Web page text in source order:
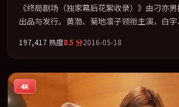
《终局剧场（独家幕后花絮收录）》由刁亦
出品与发行。黄渤、菊地凛子领衔主演，白
架，在叙事、表演与视听上力求统一。定于
及主流平台同步亮相，2016 年度话题片中口
节与人物弧光的观众完整观看。
197,417 热度8.5 分2016-05-18
4K